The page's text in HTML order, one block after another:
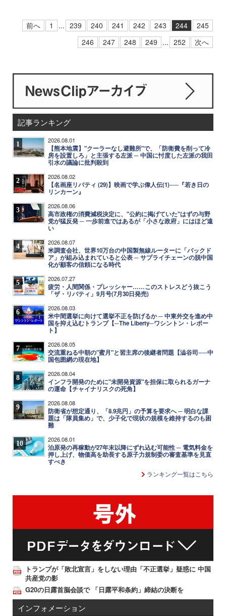
前へ 1 ... 239 240 241 242 243 244
245
246
247 248 249 ... 252 次へ
記事ランキング
1 2026.08.01
【熊本地震】"クーラーなし避難所"で、「防衛費を削って冷
房を設置しろ」と主張する左派 ─ 中国に忖度した左派の我田
引水の議論に批判殺到
2 2026.08.02
【名画座リバティ (29)】映画で学ぶ偉人伝(1)──『若き日の
リンカーン』
3 2026.08.06
高市政権の消費減税決定に、"公約に掲げていた"はずの与野
党が猛反発 ─ 一歩前進ではあるが「小さな政府」にはほど遠
い
4 2026.08.07
米調査会社、世界10万台の中国製無線ルーターに「バックド
ア」が組み込まれていると公表 ─ サプライチェーンの脱中国
化が顧客の信頼になる時代
5 2026.07.27
疲労・人間関係・プレッシャー……このストレスどう抜こう
「ザ・リバティ」9月号(7月30日発売)
6 2026.08.03
米中間選挙に向けて選挙不正を防げるか ─ 中東外交を進め中
国を抑え込むトランプ【─The Liberty─ワシントン・レポー
ト】
7 2026.08.05
交流重ねる中朝の"蜜月"と習主席の後継者問題【澁谷司──中
国包囲網の現在地】
8 2026.08.04
インフラ開発のために"未開発資源"を担保に取られるガーナ
の運命【チャイナリスクの死角】
9 2026.08.08
防衛省が想定通り、「8.9兆円」の予算を要求へ ─ 明白な課
題は「隊員集め」で、少子化で現状の規模を維持するのも困
難
10 2026.08.01
泊原発の再稼動が27年末以降にずれ込む可能性 ─ 電気料金を
押し上げ、物価高を助長する原子力規制委の審査基準を見直
すべき
ランキング一覧はこちら
トランプが「敗北宣言」をしない理由「不正選挙」疑惑に 中国
共産党の影
G20の日露首脳会談で 「日露平和条約」締結の決断を
インフォメーション